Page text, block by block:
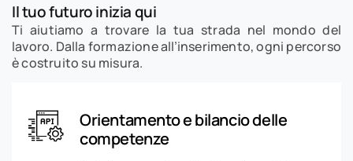
Il tuo futuro inizia qui
Ti aiutiamo a trovare la tua strada nel mondo del
lavoro. Dalla formazione all’inserimento, ogni percorso
è costruito su misura.
Orientamento e bilancio delle
competenze